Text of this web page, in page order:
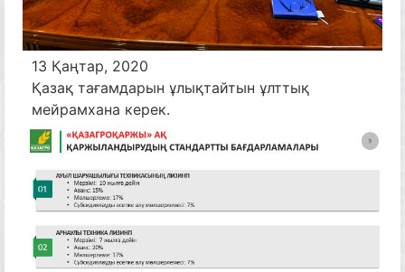
13 Қаңтар, 2020
Қазақ тағамдарын ұлықтайтын ұлттық
мейрамхана керек.